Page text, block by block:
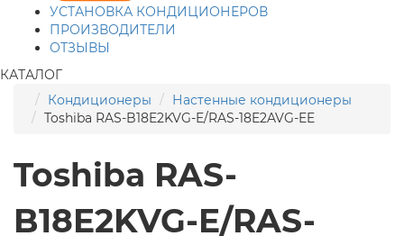
УСТАНОВКА КОНДИЦИОНЕРОВ
ПРОИЗВОДИТЕЛИ
ОТЗЫВЫ
КАТАЛОГ
Кондиционеры
Настенные кондиционеры
Toshiba RAS-B18E2KVG-E/RAS-18E2AVG-EE
Toshiba RAS-
B18E2KVG-E/RAS-